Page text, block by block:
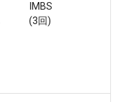
IMBS
(3回)